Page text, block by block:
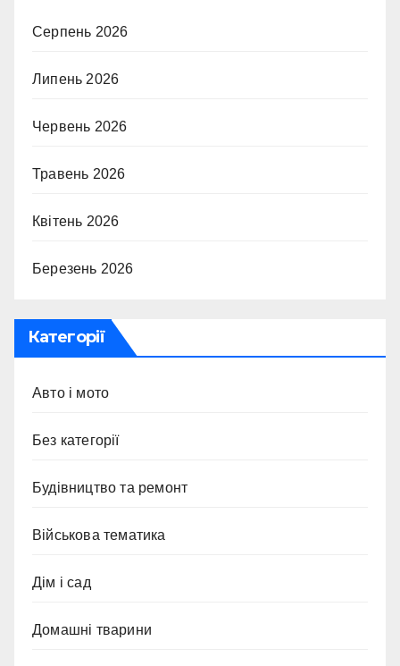
Серпень 2026
Липень 2026
Червень 2026
Травень 2026
Квітень 2026
Березень 2026
Категорії
Авто і мото
Без категорії
Будівництво та ремонт
Військова тематика
Дім і сад
Домашні тварини